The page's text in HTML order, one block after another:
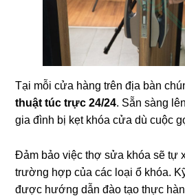
Tại mỗi cửa hàng trên địa bàn
thuật túc trực 24/24. Sẵn sàng
gia đình bị kẹt khóa cửa dù cuộc
Đảm bảo việc thợ sửa khóa sẽ tự
trường hợp của các loại ổ khóa.
được hướng dẫn đào tạo thực